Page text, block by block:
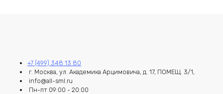
+7 (499) 348 13 80
г. Москва, ул. Академика Арцимовича, д. 17, ПОМЕЩ. 3/1,
info@all-sml.ru
Пн-пт 09:00 - 20:00